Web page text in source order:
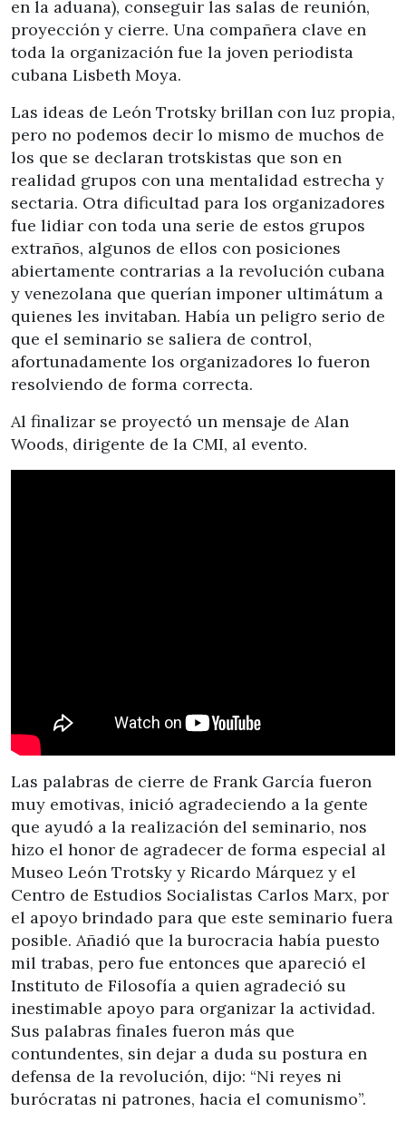
en la aduana), conseguir las salas de reunión,
proyección y cierre. Una compañera clave en
toda la organización fue la joven periodista
cubana Lisbeth Moya.
Las ideas de León Trotsky brillan con luz propia,
pero no podemos decir lo mismo de muchos de
los que se declaran trotskistas que son en
realidad grupos con una mentalidad estrecha y
sectaria. Otra dificultad para los organizadores
fue lidiar con toda una serie de estos grupos
extraños, algunos de ellos con posiciones
abiertamente contrarias a la revolución cubana
y venezolana que querían imponer ultimátum a
quienes les invitaban. Había un peligro serio de
que el seminario se saliera de control,
afortunadamente los organizadores lo fueron
resolviendo de forma correcta.
Al finalizar se proyectó un mensaje de Alan
Woods, dirigente de la CMI, al evento.
Las palabras de cierre de Frank García fueron
muy emotivas, inició agradeciendo a la gente
que ayudó a la realización del seminario, nos
hizo el honor de agradecer de forma especial al
Museo León Trotsky y Ricardo Márquez y el
Centro de Estudios Socialistas Carlos Marx, por
el apoyo brindado para que este seminario fuera
posible. Añadió que la burocracia había puesto
mil trabas, pero fue entonces que apareció el
Instituto de Filosofía a quien agradeció su
inestimable apoyo para organizar la actividad.
Sus palabras finales fueron más que
contundentes, sin dejar a duda su postura en
defensa de la revolución, dijo: “Ni reyes ni
burócratas ni patrones, hacia el comunismo”.